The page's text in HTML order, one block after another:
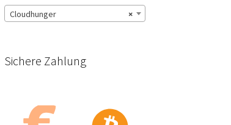
×
Cloudhunger
Sichere Zahlung